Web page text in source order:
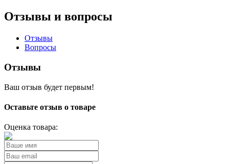
Отзывы и вопросы
Отзывы
Вопросы
Отзывы
Ваш отзыв будет первым!
Оставьте отзыв о товаре
Оценка товара: